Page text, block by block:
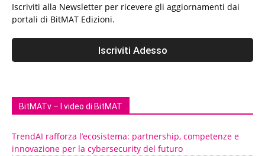
Iscriviti alla Newsletter per ricevere gli aggiornamenti dai
portali di BitMAT Edizioni.
BitMATv – I video di BitMAT
TrendAI rafforza l’ecosistema: partnership, competenze e
innovazione per la cybersecurity del futuro